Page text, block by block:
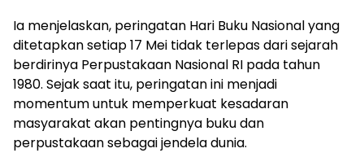
Ia menjelaskan, peringatan Hari Buku Nasional yang
ditetapkan setiap 17 Mei tidak terlepas dari sejarah
berdirinya Perpustakaan Nasional RI pada tahun
1980. Sejak saat itu, peringatan ini menjadi
momentum untuk memperkuat kesadaran
masyarakat akan pentingnya buku dan
perpustakaan sebagai jendela dunia.